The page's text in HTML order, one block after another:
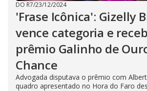
DO R7/23/12/2024
'Frase Icônica': Gizelly
vence categoria e
prêmio Galinho de
Chance
Advogada disputava o prêmio com
quadro apresentado no Hora do Faro